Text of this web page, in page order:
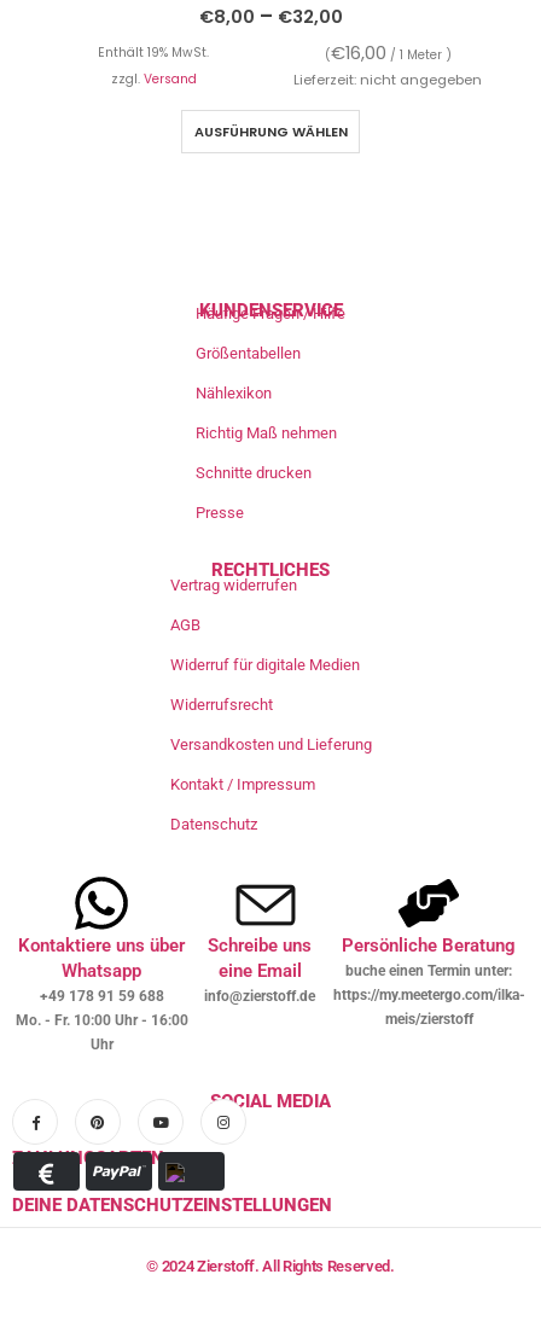
€8,00 – €32,00
Enthält 19% MwSt. (€16,00 / 1 Meter )
zzgl. Versand Lieferzeit: nicht angegeben
AUSFÜHRUNG WÄHLEN
KUNDENSERVICE
Häufige Fragen / Hilfe
Größentabellen
Nählexikon
Richtig Maß nehmen
Schnitte drucken
Presse
RECHTLICHES
Vertrag widerrufen
AGB
Widerruf für digitale Medien
Widerrufsrecht
Versandkosten und Lieferung
Kontakt / Impressum
Datenschutz
Kontaktiere uns über
Whatsapp
+49 178 91 59 688
Mo. - Fr. 10:00 Uhr - 16:00
Uhr
Schreibe uns
eine Email
info@zierstoff.de
Persönliche Beratung
buche einen Termin unter:
https://my.meetergo.com/ilka-
meis/zierstoff
SOCIAL MEDIA
ZAHLUNGSARTEN
DEINE DATENSCHUTZEINSTELLUNGEN
© 2024 Zierstoff. All Rights Reserved.